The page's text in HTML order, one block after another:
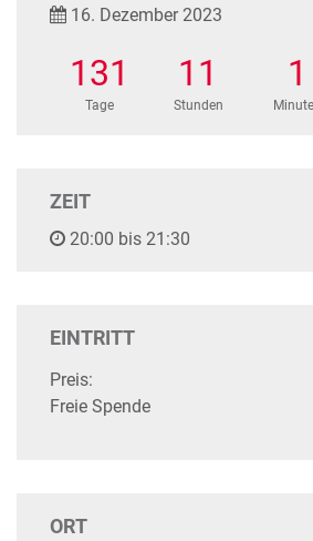
16. Dezember 2023
131
Tage
11
Stunden
1
ZEIT
20:00 bis 21:30
EINTRITT
Preis:
Freie Spende
ORT